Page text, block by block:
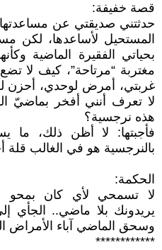
قصة خفيفة:
حدثتني صديقتي عن مساعدتها
المستحيل لأساعدها، لكن
بحياتي الفقيرة الماضية
مغتربة “مرتاحة”، كيف لا
غربتي، أمرض لوحدي، أحزن
لا تعرف أنني أفخر بماضيّ
هذه نرجسية؟
فأجبتها: لا أظن ذلك، ما
بالنرجسية هو في الغالب
الحكمة:
لا تسمحي لأي كان بمحو
يريدونك بلا ماضي.. الجأي
وسحق الماضي آباء الأمراض
************